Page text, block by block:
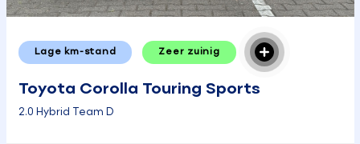
Lage km-stand Zeer zuinig
Toyota Corolla Touring Sports
2.0 Hybrid Team D